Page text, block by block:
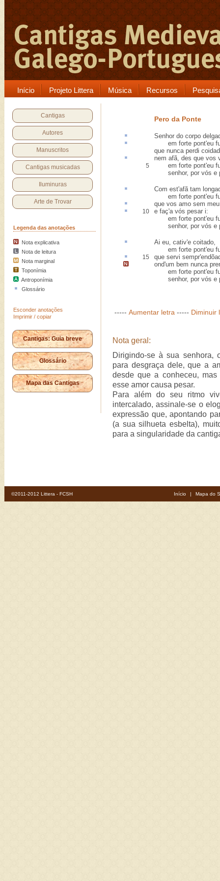
Início Projeto Littera Música Recursos
Cantigas
Autores
Manuscritos
Cantigas musicadas
Iluminuras
Arte de Trovar
Legenda das anotações
Nota explicativa
Nota de leitura
Nota marginal
Toponímia
Antroponímia
Glossário
Esconder anotações
Imprimir / copiar
Cantigas: Guia breve
Glossário
Mapa das Cantigas
Pero da Ponte
Senhor do corpo
em forte pont'eu
que nunca perdi
nem afã, des que vos
5
em forte pont'eu
senhor, por vós e
Com est'afã tam
em forte pont'eu
que vos amo sem
10 e faç'a vós pesar i:
em forte pont'eu
senhor, por vós e
Ai eu, cativ'e coitado,
em forte pont'eu
15 que servi sempr'
ond'um bem nunca
em forte pont'eu
senhor, por vós e
----- Aumentar letra ----- Diminuir
Nota geral:
Dirigindo-se à sua senhora,
para desgraça dele, que a
desde que a conheceu,
esse amor causa pesar.
Para além do seu ritmo
intercalado, assinale-se o
expressão que, apontando
(a sua silhueta esbelta),
para a singularidade da
©2011-2012 Littera - FCSH Início | Mapa do